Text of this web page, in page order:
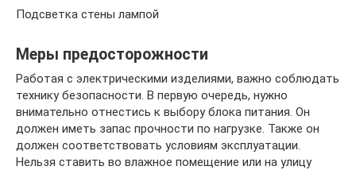
Подсветка стены лампой
Меры предосторожности
Работая с электрическими изделиями, важно соблюдать
технику безопасности. В первую очередь, нужно
внимательно отнестись к выбору блока питания. Он
должен иметь запас прочности по нагрузке. Также он
должен соответствовать условиям эксплуатации.
Нельзя ставить во влажное помещение или на улицу